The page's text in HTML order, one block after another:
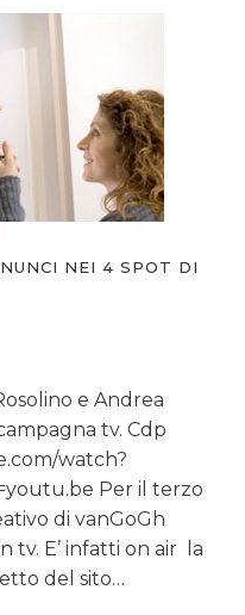
NEI 4 SPOT DI
e Andrea
tv. Cdp
watch?
Per il terzo
di vanGoGh
tv. E’ infatti on air la
del sito…